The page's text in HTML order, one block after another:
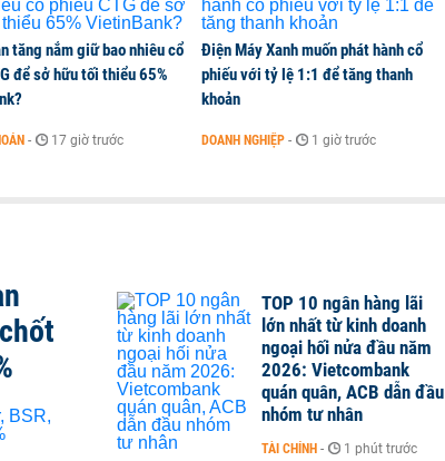
tăng nắm giữ bao nhiêu cổ
để sở hữu tối thiểu 65%
- 17 giờ trước
Điện Máy Xanh muốn phát hành cổ
phiếu với tỷ lệ 1:1 để tăng thanh
khoản
DOANH NGHIỆP - 1 giờ trước
TOP 10 ngân hàng lãi
lớn nhất từ kinh doanh
ngoại hối nửa đầu năm
2026: Vietcombank
quán quân, ACB dẫn đầu
nhóm tư nhân
TÀI CHÍNH - 1 phút trước